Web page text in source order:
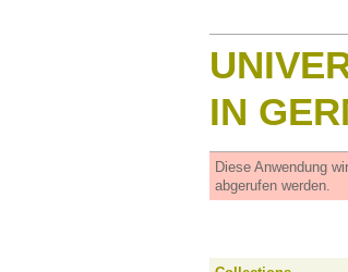
IN
Diese Anwendung
abgerufen werden.